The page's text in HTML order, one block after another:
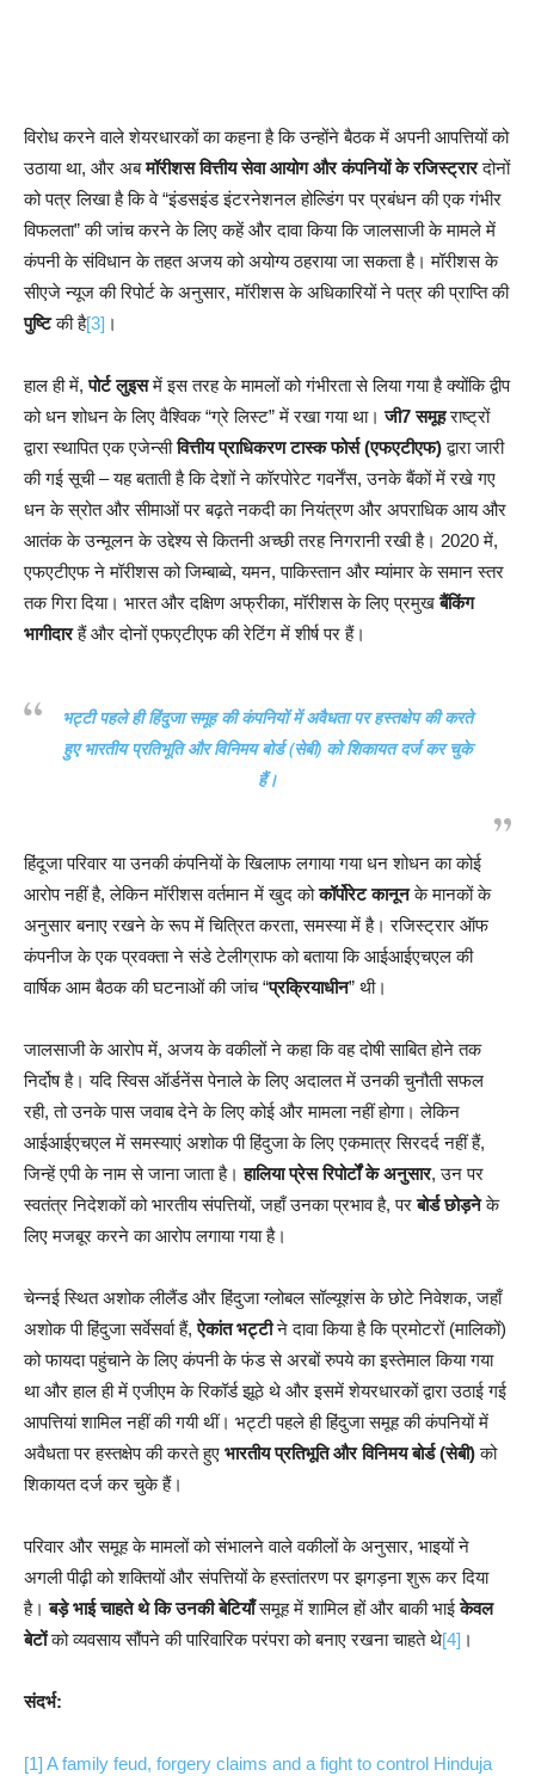
विरोध करने वाले शेयरधारकों का कहना है कि उन्होंने बैठक में अपनी आपत्तियों को
उठाया था, और अबमॉरीशस वित्तीय सेवा आयोग और कंपनियों के रजिस्ट्रारदोनों
को पत्र लिखा है कि वे “इंडसइंड इंटरनेशनल होल्डिंग पर प्रबंधन की एक गंभीर
विफलता” की जांच करने के लिए कहें और दावा किया कि जालसाजी के मामले में
कंपनी के संविधान के तहत अजय को अयोग्य ठहराया जा सकता है। मॉरीशस के
सीएजे न्यूज की रिपोर्ट के अनुसार, मॉरीशस के अधिकारियों ने पत्र की प्राप्ति की
पुष्टिकी है[3] ।
हाल ही में,पोर्ट लुइसमें इस तरह के मामलों को गंभीरता से लिया गया है क्योंकि द्वीप
को धन शोधन के लिए वैश्विक “ग्रे लिस्ट” में रखा गया था।जी7 समूहराष्ट्रों
द्वारा स्थापित एक एजेन्सीवित्तीय प्राधिकरण टास्क फोर्स (एफएटीएफ)द्वारा जारी
की गई सूची – यह बताती है कि देशों ने कॉरपोरेट गवर्नेंस, उनके बैंकों में रखे गए
धन के स्रोत और सीमाओं पर बढ़ते नकदी का नियंत्रण और अपराधिक आय और
आतंक के उन्मूलन के उद्देश्य से कितनी अच्छी तरह निगरानी रखी है। 2020 में,
एफएटीएफ ने मॉरीशस को जिम्बाब्वे, यमन, पाकिस्तान और म्यांमार के समान स्तर
तक गिरा दिया। भारत और दक्षिण अफ्रीका, मॉरीशस के लिए प्रमुखबैंकिंग
भागीदारहैं और दोनों एफएटीएफ की रेटिंग में शीर्ष पर हैं।
भट्टी पहले ही हिंदुजा समूह की कंपनियों में अवैधता पर हस्तक्षेप की करते
हुए भारतीय प्रतिभूति और विनिमय बोर्ड (सेबी) को शिकायत दर्ज कर चुके
हैं।
हिंदूजा परिवार या उनकी कंपनियों के खिलाफ लगाया गया धन शोधन का कोई
आरोप नहीं है, लेकिन मॉरीशस वर्तमान में खुद कोकॉर्पोरेट कानूनके मानकों के
अनुसार बनाए रखने के रूप में चित्रित करता, समस्या में है। रजिस्ट्रार ऑफ
कंपनीज के एक प्रवक्ता ने संडे टेलीग्राफ को बताया कि आईआईएचएल की
वार्षिक आम बैठक की घटनाओं की जांच “प्रक्रियाधीन” थी।
जालसाजी के आरोप में, अजय के वकीलों ने कहा कि वह दोषी साबित होने तक
निर्दोष है। यदि स्विस ऑर्डनेंस पेनाले के लिए अदालत में उनकी चुनौती सफल
रही, तो उनके पास जवाब देने के लिए कोई और मामला नहीं होगा। लेकिन
आईआईएचएल में समस्याएं अशोक पी हिंदुजा के लिए एकमात्र सिरदर्द नहीं हैं,
जिन्हें एपी के नाम से जाना जाता है।हालिया प्रेस रिपोर्टों के अनुसार, उन पर
स्वतंत्र निदेशकों को भारतीय संपत्तियों, जहाँ उनका प्रभाव है, परबोर्ड छोड़नेके
लिए मजबूर करने का आरोप लगाया गया है।
चेन्नई स्थित अशोक लीलैंड और हिंदुजा ग्लोबल सॉल्यूशंस के छोटे निवेशक, जहाँ
अशोक पी हिंदुजा सर्वेसर्वा हैं,ऐकांत भट्टीने दावा किया है कि प्रमोटरों (मालिकों)
को फायदा पहुंचाने के लिए कंपनी के फंड से अरबों रुपये का इस्तेमाल किया गया
था और हाल ही में एजीएम के रिकॉर्ड झूठे थे और इसमें शेयरधारकों द्वारा उठाई गई
आपत्तियां शामिल नहीं की गयी थीं। भट्टी पहले ही हिंदुजा समूह की कंपनियों में
अवैधता पर हस्तक्षेप की करते हुए भारतीय प्रतिभूति और विनिमय बोर्ड (सेबी)को
शिकायत दर्ज कर चुके हैं।
परिवार और समूह के मामलों को संभालने वाले वकीलों के अनुसार, भाइयों ने
अगली पीढ़ी को शक्तियों और संपत्तियों के हस्तांतरण पर झगड़ना शुरू कर दिया
है।बड़े भाई चाहते थे कि उनकी बेटियाँसमूह में शामिल हों और बाकी भाईकेवल
बेटोंको व्यवसाय सौंपने की पारिवारिक परंपरा को बनाए रखना चाहते थे[4] ।
संदर्भ:
[1] A family feud, forgery claims and a fight to control Hinduja